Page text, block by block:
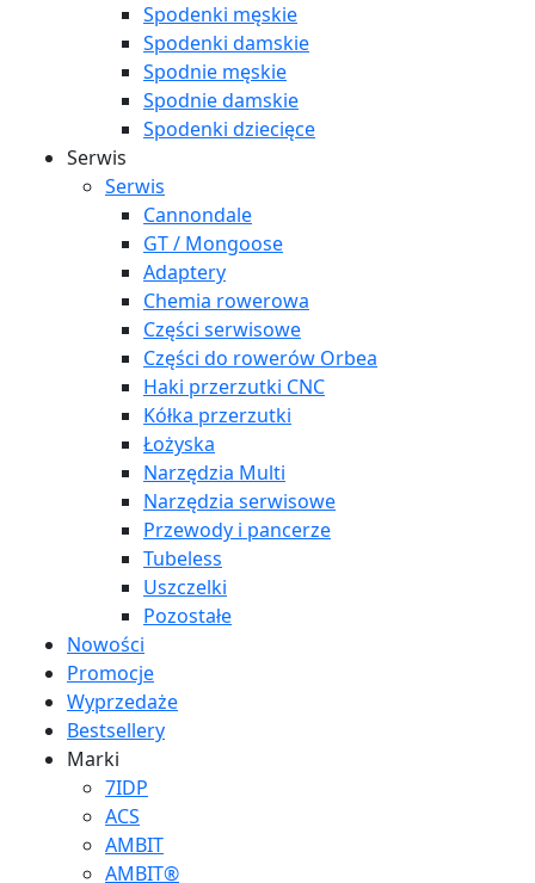
Spodenki męskie
Spodenki damskie
Spodnie męskie
Spodnie damskie
Spodenki dziecięce
Serwis
Serwis
Cannondale
GT / Mongoose
Adaptery
Chemia rowerowa
Części serwisowe
Części do rowerów Orbea
Haki przerzutki CNC
Kółka przerzutki
Łożyska
Narzędzia Multi
Narzędzia serwisowe
Przewody i pancerze
Tubeless
Uszczelki
Pozostałe
Nowości
Promocje
Wyprzedaże
Bestsellery
Marki
7IDP
ACS
AMBIT
AMBIT®